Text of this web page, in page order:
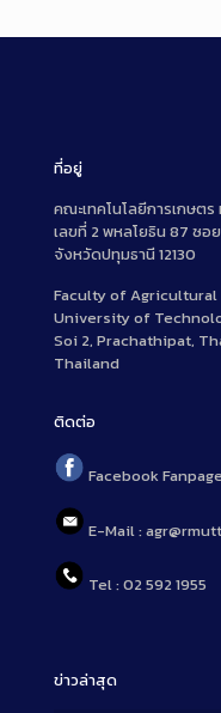
ที่อยู่
คณะเทคโนโลยีการเกษต
เลขที่ 2 พหลโยธิน 87 ซอ
จังหวัดปทุมธานี 12130
Faculty of Agricultural
University of
Soi 2, Prachathipat,
Thailand
ติดต่อ
Facebook
E-Mail :
Tel : 02 592 1955
ข่าวล่าสุด